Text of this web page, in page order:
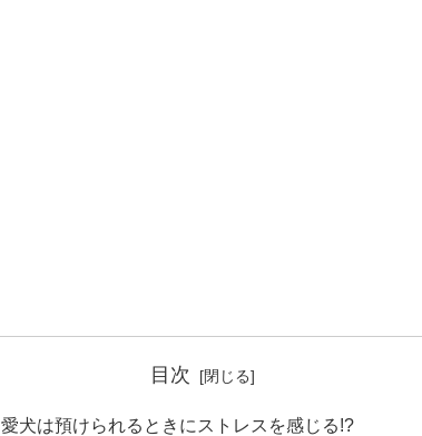
目次
愛犬は預けられるときにストレスを感じる!?